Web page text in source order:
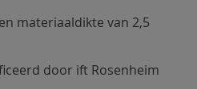
materiaaldikte van 2,5
door ift Rosenheim